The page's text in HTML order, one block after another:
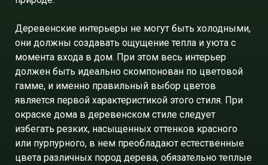
Деревенские интерьеры не могут быть холодными,
они должны создавать ощущение тепла и уюта с
момента входа в дом. При этом весь интерьер
должен быть идеально скомпонован по цветовой
гамме, и именно правильный выбор цветов
является первой характеристикой этого стиля. При
окраске дома в деревенском стиле следует
избегать резких, насыщенных оттенков красного
или пурпурного, в нем преобладают естественные
цвета различных пород дерева, обязательно теплые